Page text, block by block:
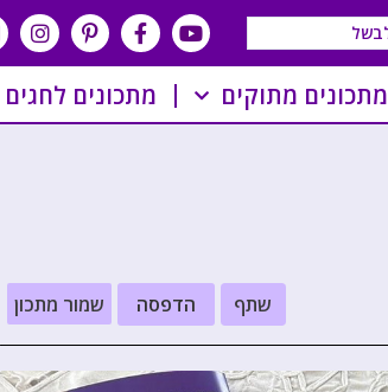
מתכונים מתוקים מתכונים לחגים
שתף הדפסה שמור מתכון